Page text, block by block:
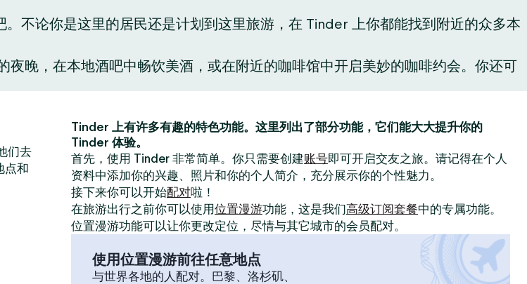
不论你是这里的居民还是计划到这里旅游，在 Tinder 上你都能找到附近的众多本
晚，在本地酒吧中畅饮美酒，或在附近的咖啡馆中开启美妙的咖啡约会。你还可
们去
点和
Tinder 上有许多有趣的特色功能。这里列出了部分功能，它们能大大提升你的
Tinder 体验。
首先，使用 Tinder 非常简单。你只需要创建账号即可开启交友之旅。请记得在个人
资料中添加你的兴趣、照片和你的个人简介，充分展示你的个性魅力。
接下来你可以开始配对啦！
在旅游出行之前你可以使用位置漫游功能，这是我们高级订阅套餐中的专属功能。
位置漫游功能可以让你更改定位，尽情与其它城市的会员配对。
使用位置漫游前往任意地点
与世界各地的人配对。巴黎、洛杉矶、